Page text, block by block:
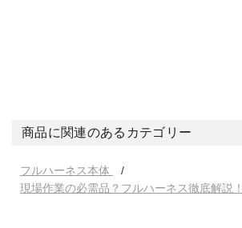
商品に関連のあるカテゴリー
フルハーネス本体
現場作業の必需品？フルハーネス徹底解説！